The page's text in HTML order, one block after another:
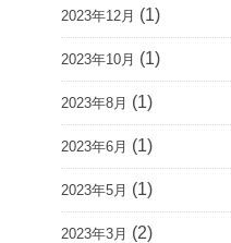
2023年12月 (1)
2023年10月 (1)
2023年8月 (1)
2023年6月 (1)
2023年5月 (1)
2023年3月 (2)